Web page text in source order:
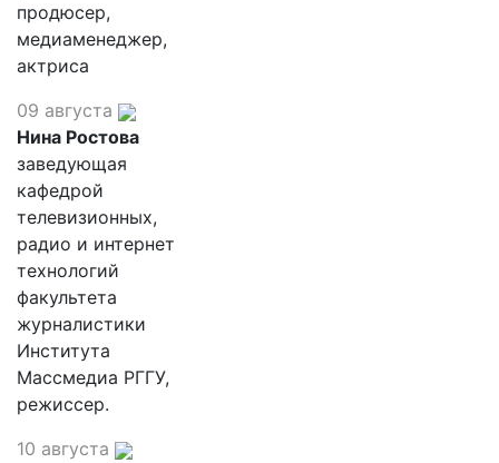
продюсер,
медиаменеджер,
актриса
09 августа
Нина Ростова
заведующая
кафедрой
телевизионных,
радио и интернет
технологий
факультета
журналистики
Института
Массмедиа РГГУ,
режиссер.
10 августа